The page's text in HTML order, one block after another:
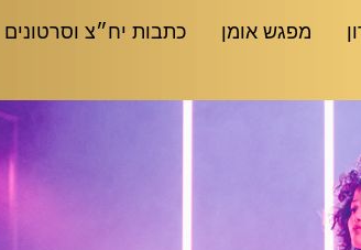
מפגש אומן
כתבות יח״צ וסרטונים